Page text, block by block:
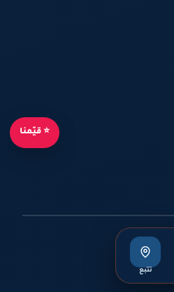
تتبع
⭐ قيّمنا